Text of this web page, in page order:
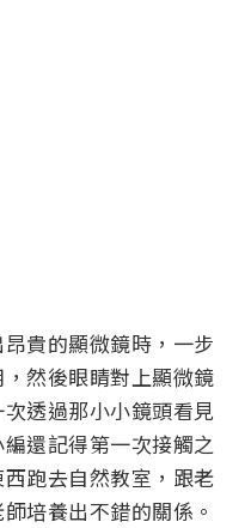
貴的顯微鏡時，一步
然後眼睛對上顯微鏡
透過那小小鏡頭看見
還記得第一次接觸之
跑去自然教室，跟老
培養出不錯的關係。